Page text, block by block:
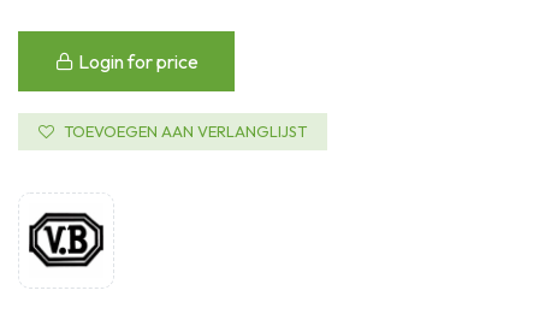
Login for price
TOEVOEGEN AAN VERLANGLIJST